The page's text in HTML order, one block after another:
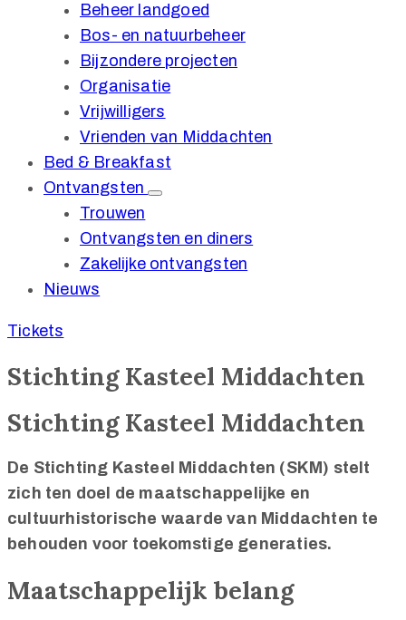
Beheer landgoed
Bos- en natuurbeheer
Bijzondere projecten
Organisatie
Vrijwilligers
Vrienden van Middachten
Bed & Breakfast
Ontvangsten
Trouwen
Ontvangsten en diners
Zakelijke ontvangsten
Nieuws
Tickets
Stichting Kasteel Middachten
Stichting Kasteel Middachten
De Stichting Kasteel Middachten (SKM) stelt
zich ten doel de maatschappelijke en
cultuurhistorische waarde van Middachten te
behouden voor toekomstige generaties.
Maatschappelijk belang